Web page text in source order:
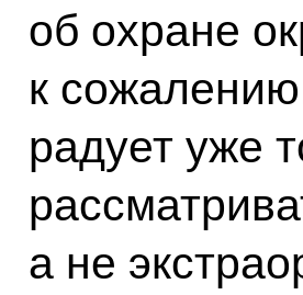
об охране
к
радует уже
а не